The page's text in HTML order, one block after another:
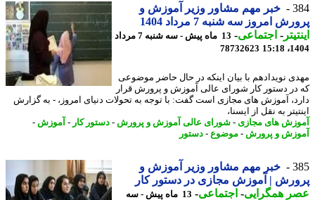
خبر مهم مشاور وزیر آموزش و
امروز سه شنبه 7 مرداد 1404
-اجتماعی-
13 ماه پیش - سه شنبه 7 مرداد
78732623
نویدادهم با بیان اینکه در حال حاضر موضوعی
دستور کار شورای عالی آموزش و پرورش قرار
آموزش های مجازی است گفت: با توجه به تحولات دنیای امروز، - به گزارش
به نقل از ایسنا،
های مجازی- شورای عالی آموزش و پرورش-دستور کار-آموزش-
و پرورش-موضوع-دستور
خبر مهم مشاور وزیر آموزش و
| آموزش مجازی در دستور کار
همگرایی -اجتماعی-
13 ماه پیش - سه